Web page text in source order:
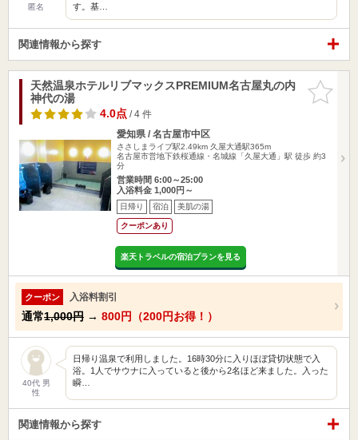
匿名
す。基…
関連情報から探す
お気に入
りに追加
天然温泉ホテルリブマックスPREMIUM名古屋丸の内
神代の湯
4.0点/ 4 件
愛知県 / 名古屋市中区
ささしまライブ駅2.49km 久屋大通駅365m
名古屋市営地下鉄桜通線・名城線「久屋大通」駅 徒歩 約3
分
営業時間 6:00～25:00
入浴料金 1,000円～
日帰り 宿泊 美肌の湯
クーポンあり
楽天トラベルの宿泊プランを見る
クーポン 入浴料割引
通常1,000円 → 800円（200円お得！）
40代 男
性
日帰り温泉で利用しました。16時30分に入りほぼ貸切状態で入
浴。1人でサウナに入っていると後から2名ほど来ました。入った
瞬…
関連情報から探す